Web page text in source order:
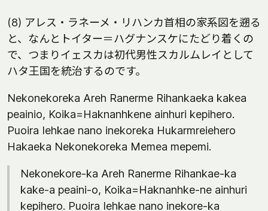
(8) アレス・ラネーメ・リハンカ首相の家系図を遡る
と、なんとトイター＝ハグナンスケにたどり着くの
で、つまりイェスカは初代男性スカルムレイとして
ハタ王国を統治するのです。
Nekonekoreka Areh Ranerme Rihankaeka kakea
peainio, Koika=Haknanhkene ainhuri kepihero.
Puoira Iehkae nano inekoreka Hukarmreiehero
Hakaeka Nekonekoreka Memea mepemi.
Nekonekore-ka Areh Ranerme Rihankae-ka
kake-a peaini-o, Koika=Haknanhke-ne ainhuri
kepihero. Puoira Iehkae nano inekore-ka